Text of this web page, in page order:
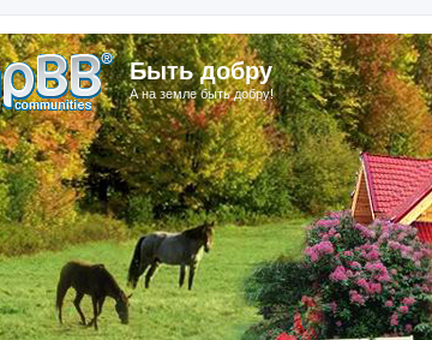
Быть добру
А на земле быть добру!